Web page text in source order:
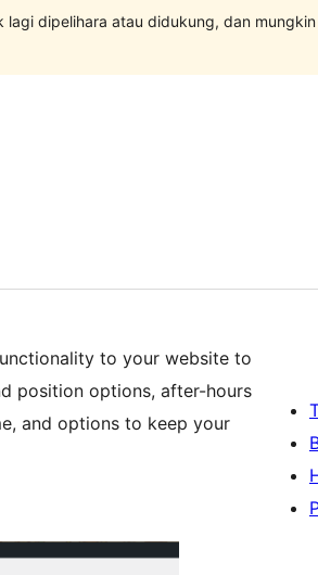
lagi dipelihara atau didukung, dan
to your website to
position options, after-hours
and options to keep your